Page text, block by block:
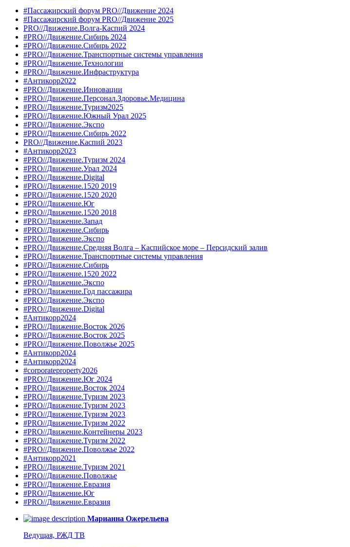
#Пассажирский форум PRO//Движение 2024
#Пассажирский форум PRO//Движение 2025
PRO//Движение.Волга-Каспий 2024
#PRO//Движение.Сибирь 2024
#PRO//Движение.Сибирь 2022
#PRO//Движение.Транспортные системы управления
#PRO//Движение.Технологии
#PRO//Движение.Инфраструктура
#Антикорр2022
#PRO//Движение.Инновации
#PRO//Движение.Персонал.Здоровье.Медицина
#PRO//Движение.Туризм2025
#PRO//Движение.Южный Урал 2025
#PRO//Движение.Экспо
#PRO//Движение.Сибирь 2022
PRO//Движение.Каспий 2023
#Антикорр2023
#PRO//Движение.Туризм 2024
#PRO//Движение.Урал 2024
#PRO//Движение.Digital
#PRO//Движение.1520 2019
#PRO//Движение.1520 2020
#PRO//Движение.Юг
#PRO//Движение.1520 2018
#PRO//Движение.Запад
#PRO//Движение.Сибирь
#PRO//Движение.Экспо
#PRO//Движение.Средняя Волга – Каспийское море – Персидский залив
#PRO//Движение.Транспортные системы управления
#PRO//Движение.Сибирь
#PRO//Движение.1520 2022
#PRO//Движение.Экспо
#PRO//Движение.Год пассажира
#PRO//Движение.Экспо
#PRO//Движение.Digital
#Антикорр2024
#PRO//Движение.Восток 2026
#PRO//Движение.Восток 2025
#PRO//Движение.Поволжье 2025
#Антикорр2024
#Антикорр2024
#corporateproperty2026
#PRO//Движение.Юг 2024
#PRO//Движение.Восток 2024
#PRO//Движение.Туризм 2023
#PRO//Движение.Туризм 2023
#PRO//Движение.Туризм 2023
#PRO//Движение.Туризм 2022
#PRO//Движение.Контейнеры 2023
#PRO//Движение.Туризм 2022
#PRO//Движение.Поволжье 2022
#Антикорр2021
#PRO//Движение.Туризм 2021
#PRO//Движение.Поволжье
#PRO//Движение.Евразия
#PRO//Движение.Юг
#PRO//Движение.Евразия
Марианна Ожерельева
Ведущая, РЖД ТВ